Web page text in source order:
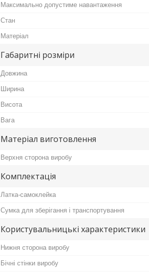
Максимально допустиме навантаження
Стан
Матеріал
Габаритні розміри
Довжина
Ширина
Висота
Вага
Матеріал виготовлення
Верхня сторона виробу
Комплектація
Латка-самоклейка
Сумка для зберігання і транспортування
Користувальницькі характеристики
Нижня сторона виробу
Бічні стінки виробу